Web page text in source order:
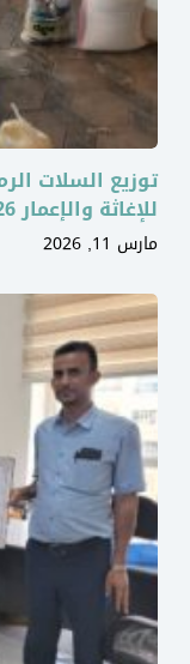
توزيع السلات
للإغاثة والإعمار 2026 م
مارس 11, 2026